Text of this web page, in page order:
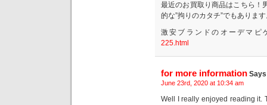
最近のお買取り商品はこちら！
的な”拘りのカタチ”でもありま
激安ブランドのオーデマ
225.html
for more information
June 23rd, 2020 at 10:34 am
Well I really enjoyed reading it.